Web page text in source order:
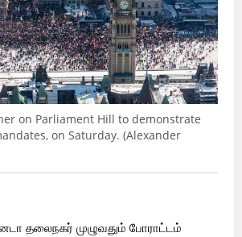
on Parliament Hill to demonstrate
on Saturday. (Alexander
தலைநகர் முழுவதும் போராட்டம்